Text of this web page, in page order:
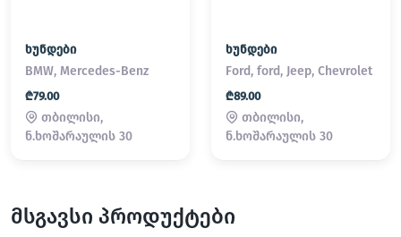
ხუნდები
BMW, Mercedes-Benz
₾79.00
თბილისი,
ნ.ხოშარაულის 30
ხუნდები
Ford, ford, Jeep, Chevrolet
₾89.00
თბილისი,
ნ.ხოშარაულის 30
მსგავსი პროდუქტები